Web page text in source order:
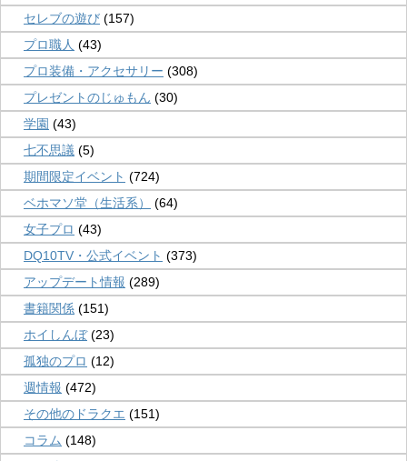
セレブの遊び (157)
プロ職人 (43)
プロ装備・アクセサリー (308)
プレゼントのじゅもん (30)
学園 (43)
七不思議 (5)
期間限定イベント (724)
ベホマソ堂（生活系）
(64)
女子プロ (43)
DQ10TV・公式イベント (373)
アップデート情報 (289)
書籍関係 (151)
ホイしんぼ(23)
孤独のプロ (12)
週情報 (472)
その他のドラクエ (151)
コラム (148)